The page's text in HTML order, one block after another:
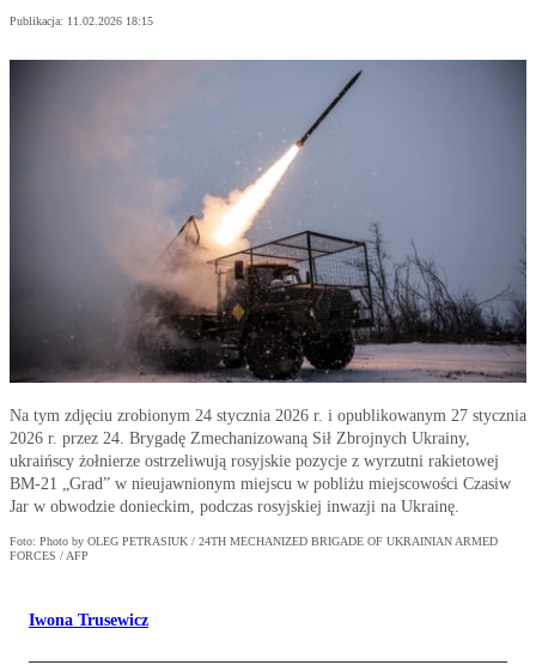
Publikacja: 11.02.2026 18:15
Na tym zdjęciu zrobionym 24 stycznia 2026 r. i opublikowanym 27 stycznia
2026 r. przez 24. Brygadę Zmechanizowaną Sił Zbrojnych Ukrainy,
ukraińscy żołnierze ostrzeliwują rosyjskie pozycje z wyrzutni rakietowej
BM-21 „Grad” w nieujawnionym miejscu w pobliżu miejscowości Czasiw
Jar w obwodzie donieckim, podczas rosyjskiej inwazji na Ukrainę.
Foto: Photo by OLEG PETRASIUK / 24TH MECHANIZED BRIGADE OF UKRAINIAN ARMED
FORCES / AFP
Iwona Trusewicz